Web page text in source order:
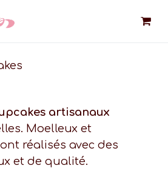
artisanaux
Moelleux et
réalisés avec des
et de qualité.